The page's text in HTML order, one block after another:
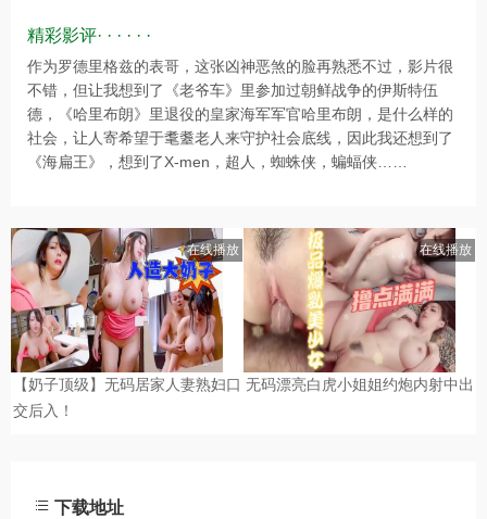
精彩影评· · · · · ·
作为罗德里格兹的表哥，这张凶神恶煞的脸再熟悉不过，影片很
不错，但让我想到了《老爷车》里参加过朝鲜战争的伊斯特伍
德，《哈里布朗》里退役的皇家海军军官哈里布朗，是什么样的
社会，让人寄希望于耄耋老人来守护社会底线，因此我还想到了
《海扁王》，想到了X-men，超人，蜘蛛侠，蝙蝠侠……
下载地址